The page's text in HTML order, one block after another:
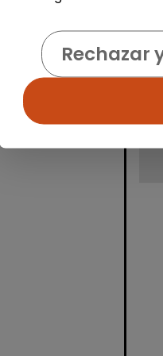
puesto
Rechazar